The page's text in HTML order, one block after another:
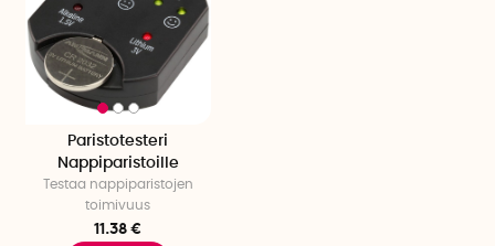
Paristotesteri
Nappiparistoille
Testaa nappiparistojen
toimivuus
11.38 €